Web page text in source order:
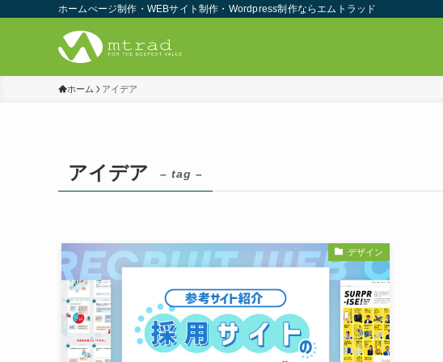
ホームぺージ制作・WEBサイト制作・Wordpress制作ならエムトラッド
ホーム アイデア
アイデア – tag –
デザイン